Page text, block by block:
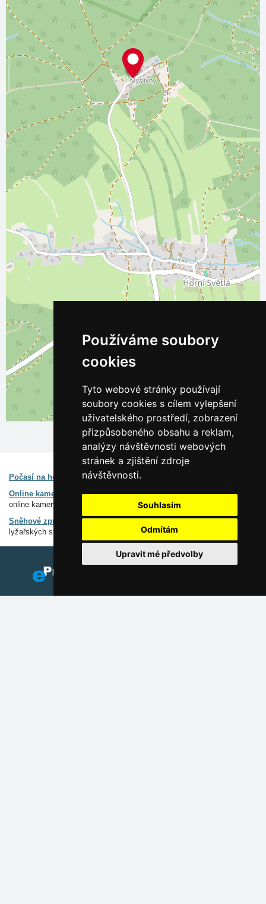
Používáme soubory
cookies
Tyto webové stránky používají
soubory cookies s cílem vylepšení
uživatelského prostředí, zobrazení
přizpůsobeného obsahu a reklam,
analýzy návštěvnosti webových
stránek a zjištění zdroje
návštěvnosti.
Souhlasím
Odmítám
Upravit mé předvolby
Leaflet| ©OpenStreetMapcontributors
Zajímavé odkazy:
Počasí na horách
Předpovědi počasí pro celou ČR
Online kamery Lužické hory a Č.Švýcarsko
Předpověď počasí,
online kamery
Sněhové zpravodajství Lužické hory a Č.Švýcarsko
Stav sněhu v
lyžařských střediscích